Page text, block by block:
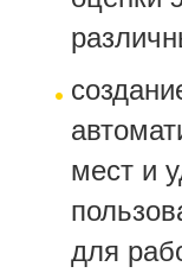
мест и
для